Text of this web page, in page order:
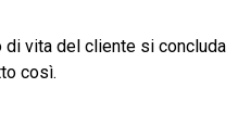
vita del cliente si concluda
così.